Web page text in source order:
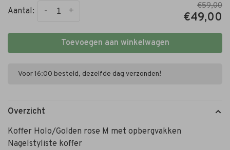
Aantal: +
-
€59,00
€49,00
Toevoegen aan winkelwagen
Voor 16:00 besteld, dezelfde dag verzonden!
Overzicht
Koffer Holo/Golden rose M met opbergvakken
Nagelstyliste koffer